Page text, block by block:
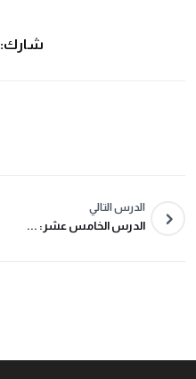
شارك:
الدرس التالي
الدرس الخامس عشر: ...